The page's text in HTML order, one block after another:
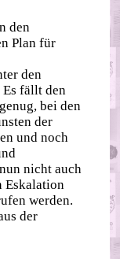
den
Plan für
den
fällt den
bei den
der
und noch
nicht auch
Eskalation
werden.
der